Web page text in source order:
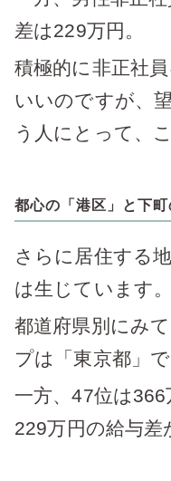
差は229万円。
積極的に非正社
いいのですが、
う人にとって、
都心の「港区」と下
さらに居住する
は生じています。
都道府県別にみ
プは「東京都」で
一方、47位は366
229万円の給与差